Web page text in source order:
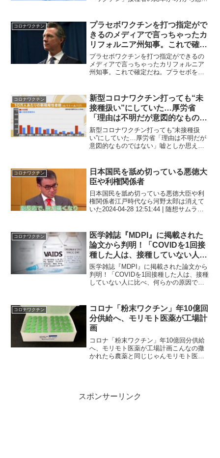
態になり、入院していると報じられてい
る。​デイリー...
コロナワクチン
プラセボワクチンを打つ指定がで
きるのメディアで言っちゃったカ
リフォルニア州知事。これで確定
だね。
プラセボワクチンを打つ指定ができるの
メディアで言っちゃったカリフォルニア
州知事。これで確定だね。プラセボを打
コロナワクチン
新型コロナワクチン打っても“未
接種扱い”にしていた…厚労省
「理由は不明だが意図的なもので
はない」
新型コロナワクチン打っても“未接種扱
い”にしていた…厚労省「理由は不明だが
意図的なものではない」嘘としか思えな
の新規陽性者数を「新型コロナワクチン
を打ったか打っていな...
コロナワクチン
日本国民を舐め切っている悪徳大
臣や利権関係者
日本国民を舐め切っている悪徳大臣や利
権関係者江戸時代なら河野太郎は消えて
いた2024-04-28 12:51:44 | 随想サムライ
から添付画像のように多大な日本人を
犠...
コロナワクチン
医学雑誌『MDPI』に掲載された
論文から判明！「COVIDを1回接
種した人は、接種していない人に
比べ、何らかの原因で死亡する可
能性が2.4倍高い」
医学雑誌『MDPI』に掲載された論文から
判明！「COVIDを1回接種した人は、接種
していない人に比べ、何らかの原因で死
を受けなかった集団と比較して平均余命
が37%減...
コロナワクチン
コロナ「粉末ワクチン」年10億回
分供給へ、モリモト医薬が工場計
画
コロナ「粉末ワクチン」年10億回分供給
へ、モリモト医薬が工場計画こんなの撒
かれたら農薬と同じじゃんモリモト医薬
スポンサーリンク